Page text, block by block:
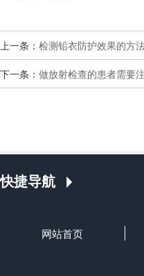
上一条： 检测铅衣防护效果的方
下一条： 做放射检查的患者需要
快捷导航
网站首页